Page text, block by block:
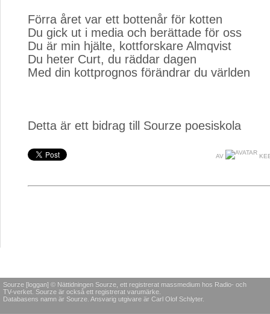
Förra året var ett bottenår för kotten
Du gick ut i media och berättade för oss
Du är min hjälte, kottforskare Almqvist
Du heter Curt, du räddar dagen
Med din kottprognos förändrar du världen
Detta är ett bidrag till Sourze poesiskola
AV
Sourze [loggan] © Nättidningen Sourze, ett registrerat massmedium hos Radio- och
TV-verket. Sourze är också ett registrerat varumärke.
Databasens namn är Sourze. Ansvarig utgivare är Carl Olof Schlyter.